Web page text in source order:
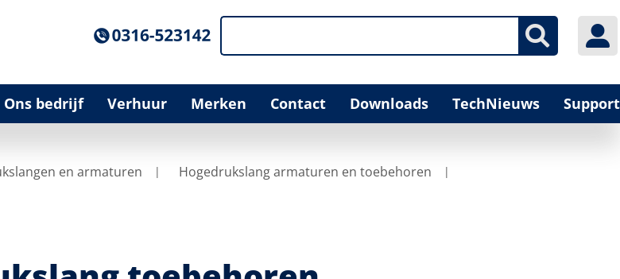
Ons bedrijf Verhuur Merken Contact Downloads TechNieuws Support
en armaturen
Hogedrukslang armaturen en toebehoren